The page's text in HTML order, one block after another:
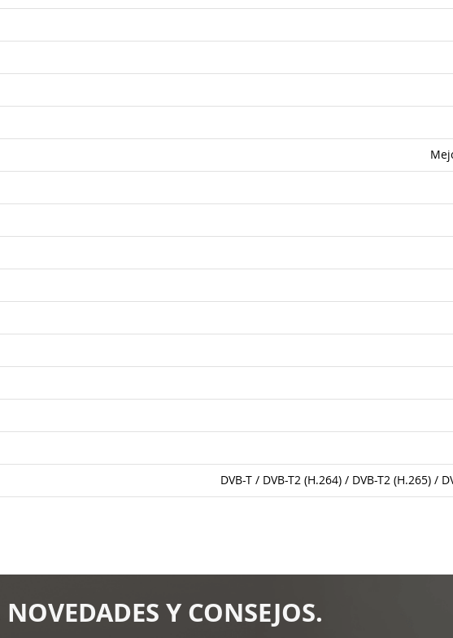
DVB-T / DVB-T2 (H.264) / DVB-T2 (H.265) /
NOVEDADES Y CONSEJOS.